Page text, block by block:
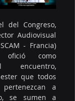
del Congreso,
Audiovisual
- Francia)
ofició como
encuentro,
que todos
a
se sumen a